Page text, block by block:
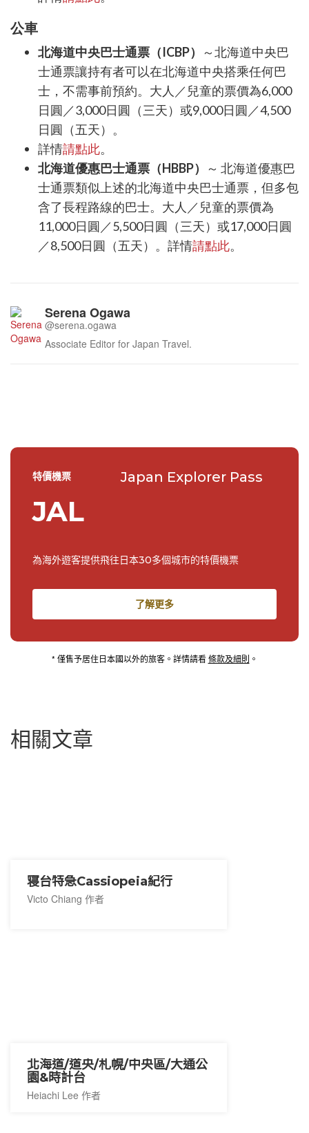
公車
北海道中央巴士通票（ICBP）
～北海道中央巴
士通票讓持有者可以在北海道中央搭乘任何巴
士，不需事前預約。大人／兒童的票價為6,000
日圓／3,000日圓（三天）或9,000日圓／4,500
日圓（五天）。
詳情請點此。
北海道優惠巴士通票（HBBP） ～ 北海道優惠巴
士通票類似上述的北海道中央巴士通票，但多包
含了長程路線的巴士。大人／兒童的票價為
11,000日圓／5,500日圓（三天）或17,000日圓
／8,500日圓（五天）。詳情請點此。
Serena Ogawa
@serena.ogawa
Associate Editor for Japan Travel.
相關文章
寝台特急Cassiopeia紀行
Victo Chiang 作者
北海道/道央/札幌/中央區/大通公
園&時計台
Heiachi Lee 作者
特價機票
JAL
Japan Explorer Pass
為海外遊客提供飛往日本30多個城市的特價機票
了解更多
* 僅售予居住日本國以外的旅客。詳情請看條款及細則 。